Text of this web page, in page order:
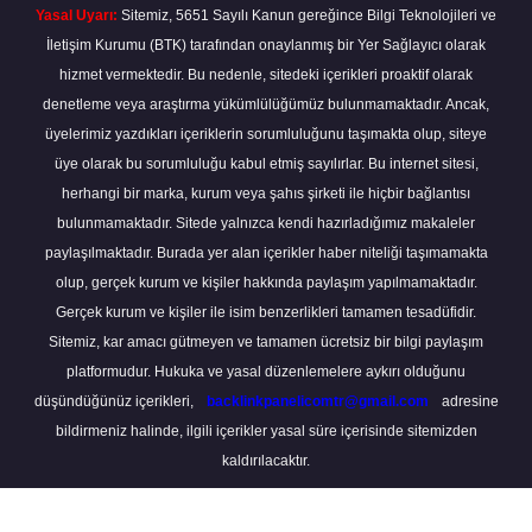
Yasal Uyarı: Sitemiz, 5651 Sayılı Kanun gereğince Bilgi Teknolojileri ve
İletişim Kurumu (BTK) tarafından onaylanmış bir Yer Sağlayıcı olarak
hizmet vermektedir. Bu nedenle, sitedeki içerikleri proaktif olarak
denetleme veya araştırma yükümlülüğümüz bulunmamaktadır. Ancak,
üyelerimiz yazdıkları içeriklerin sorumluluğunu taşımakta olup, siteye
üye olarak bu sorumluluğu kabul etmiş sayılırlar. Bu internet sitesi,
herhangi bir marka, kurum veya şahıs şirketi ile hiçbir bağlantısı
bulunmamaktadır. Sitede yalnızca kendi hazırladığımız makaleler
paylaşılmaktadır. Burada yer alan içerikler haber niteliği taşımamakta
olup, gerçek kurum ve kişiler hakkında paylaşım yapılmamaktadır.
Gerçek kurum ve kişiler ile isim benzerlikleri tamamen tesadüfidir.
Sitemiz, kar amacı gütmeyen ve tamamen ücretsiz bir bilgi paylaşım
platformudur. Hukuka ve yasal düzenlemelere aykırı olduğunu
düşündüğünüz içerikleri,
backlinkpanelicomtr@gmail.com
adresine
bildirmeniz halinde, ilgili içerikler yasal süre içerisinde sitemizden
kaldırılacaktır.